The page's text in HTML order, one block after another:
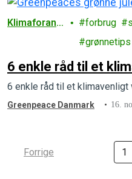
Klimaforand
forbrug
grønnetips
6 enkle råd til et
6 enkle råd til et klimavenligt
Greenpeace Danmark 16.
Forrige 1